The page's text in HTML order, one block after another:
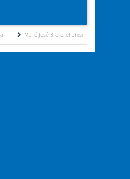
José Breijo, el preso político uruguayo-venezolano